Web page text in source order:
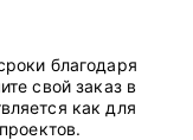
благодаря
свой заказ в
как для